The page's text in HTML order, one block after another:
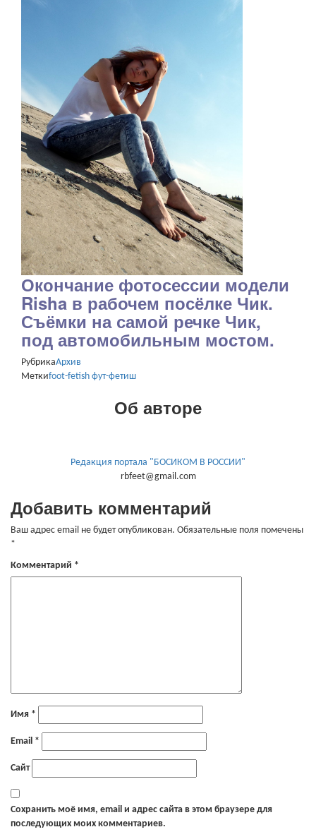
Окончание фотосессии модели
Risha в рабочем посёлке Чик.
Съёмки на самой речке Чик,
под автомобильным мостом.
РубрикаАрхив
Меткиfoot-fetish фут-фетиш
Об авторе
Редакция портала "БОСИКОМ В РОССИИ"
rbfeet@gmail.com
Добавить комментарий
Ваш адрес email не будет опубликован. Обязательные поля помечены
*
Комментарий *
Имя *
Email *
Сайт
Сохранить моё имя, email и адрес сайта в этом браузере для
последующих моих комментариев.